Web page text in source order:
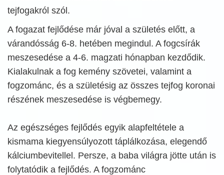
tejfogakról szól.
A fogazat fejlődése már jóval a születés előtt, a
várandósság 6-8. hetében megindul. A fogcsírák
meszesedése a 4-6. magzati hónapban kezdődik.
Kialakulnak a fog kemény szövetei, valamint a
fogzománc, és a születésig az összes tejfog koronai
részének meszesedése is végbemegy.
Az egészséges fejlődés egyik alapfeltétele a
kismama kiegyensúlyozott táplálkozása, elegendő
kálciumbevitellel. Persze, a baba világra jötte után is
folytatódik a fejlődés. A fogzománc